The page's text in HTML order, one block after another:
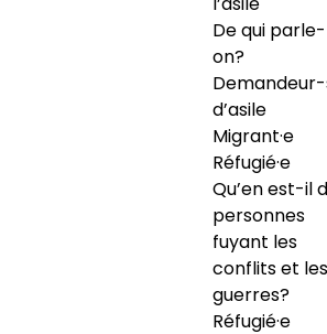
De qui
on?
d’asile
Migrant·e
Réfugié·e
Qu’en est-il
personnes
fuyant les
conflits et les
guerres?
Réfugié·e